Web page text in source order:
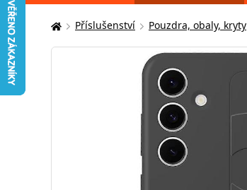
Zde
se
Příslušenství Pouzdra, obaly, kryty